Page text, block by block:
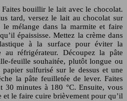
bouillir le lait avec le chocolat.
tard, versez le lait au chocolat sur
mélange dans la marmite et faire
épaississe. Mettez la crème dans
à la surface pour éviter la
réfrigérateur. Découpez la pâte
feuille souhaitée, plutôt longue ou
sulfurisé sur le dessus et une
la pâte feuilletée de lever. Faites
30 minutes à 180 °C. Ensuite, vous
et le faire cuire brièvement pour qu’il